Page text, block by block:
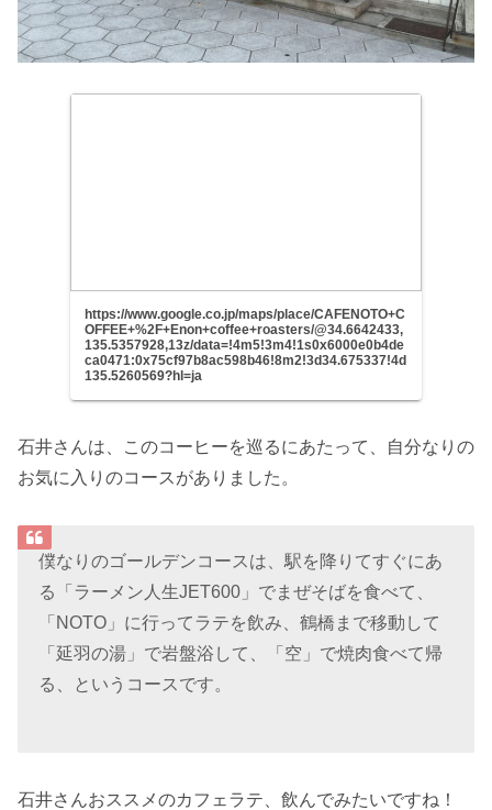
https://www.google.co.jp/maps/place/CAFENOTO+C
OFFEE+%2F+Enon+coffee+roasters/@34.6642433,
135.5357928,13z/data=!4m5!3m4!1s0x6000e0b4de
ca0471:0x75cf97b8ac598b46!8m2!3d34.675337!4d
135.5260569?hl=ja
石井さんは、このコーヒーを巡るにあたって、自分なりの
お気に入りのコースがありました。
僕なりのゴールデンコースは、駅を降りてすぐにあ
る「ラーメン人生JET600」でまぜそばを食べて、
「NOTO」に行ってラテを飲み、鶴橋まで移動して
「延羽の湯」で岩盤浴して、「空」で焼肉食べて帰
る、というコースです。
石井さんおススメのカフェラテ、飲んでみたいですね！